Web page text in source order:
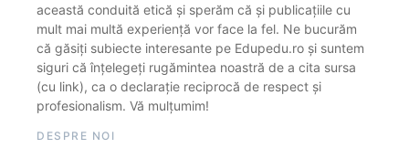
această conduită etică și sperăm că și publicațiile cu
mult mai multă experiență vor face la fel. Ne bucurăm
că găsiți subiecte interesante pe Edupedu.ro și suntem
siguri că înțelegeți rugămintea noastră de a cita sursa
(cu link), ca o declarație reciprocă de respect și
profesionalism. Vă mulțumim!
DESPRE NOI